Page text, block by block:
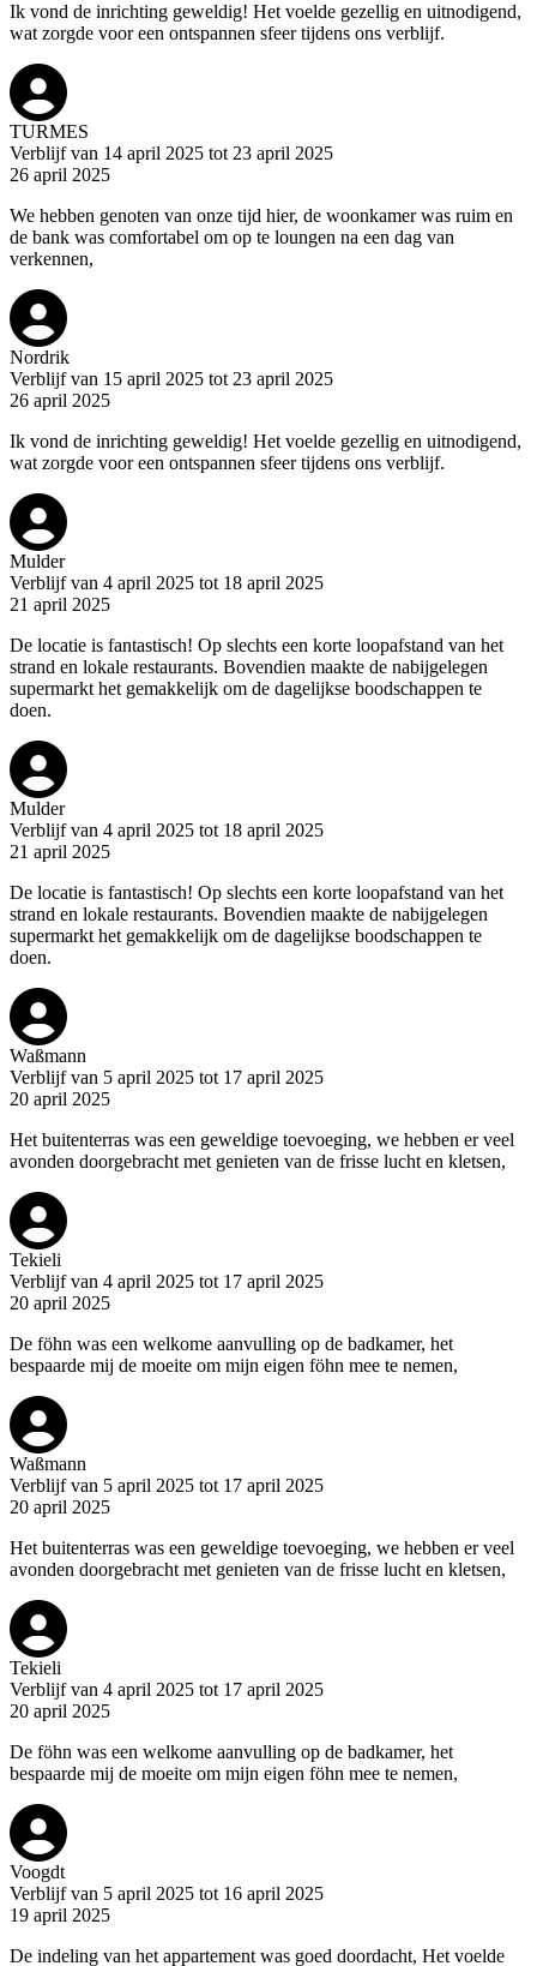
Ik vond de inrichting geweldig! Het voelde gezellig en uitnodigend,
wat zorgde voor een ontspannen sfeer tijdens ons verblijf.
TURMES
Verblijf van 14 april 2025 tot 23 april 2025
26 april 2025
We hebben genoten van onze tijd hier, de woonkamer was ruim en
de bank was comfortabel om op te loungen na een dag van
verkennen,
Nordrik
Verblijf van 15 april 2025 tot 23 april 2025
26 april 2025
Ik vond de inrichting geweldig! Het voelde gezellig en uitnodigend,
wat zorgde voor een ontspannen sfeer tijdens ons verblijf.
Mulder
Verblijf van 4 april 2025 tot 18 april 2025
21 april 2025
De locatie is fantastisch! Op slechts een korte loopafstand van het
strand en lokale restaurants. Bovendien maakte de nabijgelegen
supermarkt het gemakkelijk om de dagelijkse boodschappen te
doen.
Mulder
Verblijf van 4 april 2025 tot 18 april 2025
21 april 2025
De locatie is fantastisch! Op slechts een korte loopafstand van het
strand en lokale restaurants. Bovendien maakte de nabijgelegen
supermarkt het gemakkelijk om de dagelijkse boodschappen te
doen.
Waßmann
Verblijf van 5 april 2025 tot 17 april 2025
20 april 2025
Het buitenterras was een geweldige toevoeging, we hebben er veel
avonden doorgebracht met genieten van de frisse lucht en kletsen,
Tekieli
Verblijf van 4 april 2025 tot 17 april 2025
20 april 2025
De föhn was een welkome aanvulling op de badkamer, het
bespaarde mij de moeite om mijn eigen föhn mee te nemen,
Waßmann
Verblijf van 5 april 2025 tot 17 april 2025
20 april 2025
Het buitenterras was een geweldige toevoeging, we hebben er veel
avonden doorgebracht met genieten van de frisse lucht en kletsen,
Tekieli
Verblijf van 4 april 2025 tot 17 april 2025
20 april 2025
De föhn was een welkome aanvulling op de badkamer, het
bespaarde mij de moeite om mijn eigen föhn mee te nemen,
Voogdt
Verblijf van 5 april 2025 tot 16 april 2025
19 april 2025
De indeling van het appartement was goed doordacht, Het voelde